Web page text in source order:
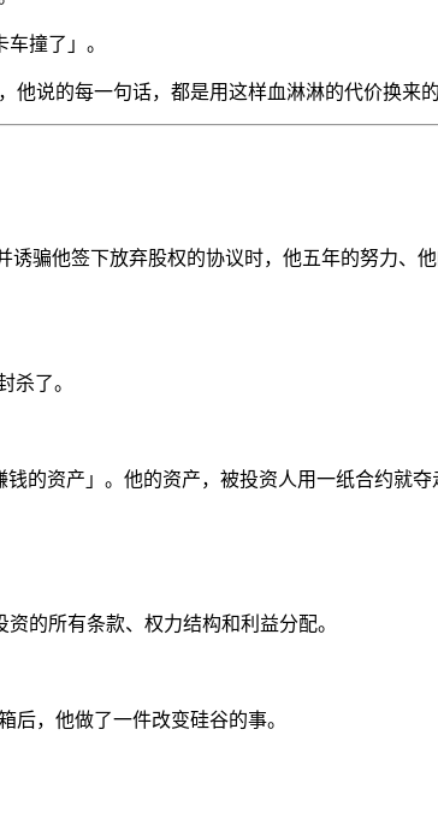
撞了」。
说的每一句话，都是用这样血淋淋的代价换来的
诱骗他签下放弃股权的协议时，他五年的努力、
杀了。
的资产」。他的资产，被投资人用一纸合约就夺
的所有条款、权力结构和利益分配。
，他做了一件改变硅谷的事。